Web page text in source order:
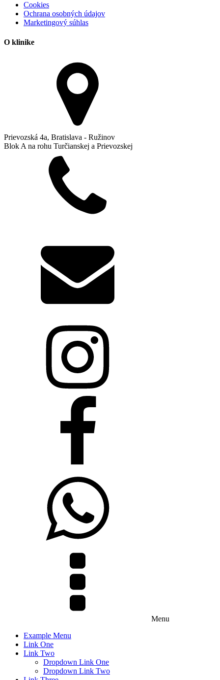
Cookies
Ochrana osobných údajov
Marketingový súhlas
O klinike
Prievozská 4a, Bratislava - Ružinov
Blok A na rohu Turčianskej a Prievozskej
Menu
Example Menu
Link One
Link Two
Dropdown Link One
Dropdown Link Two